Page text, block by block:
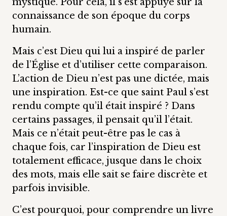
connaissance de son époque du corps
humain.
Mais c’est Dieu qui lui a inspiré de parler
de l’Église et d’utiliser cette comparaison.
L’action de Dieu n’est pas une dictée, mais
une inspiration. Est-ce que saint Paul s’est
rendu compte qu’il était inspiré ? Dans
certains passages, il pensait qu’il l’était.
Mais ce n’était peut-être pas le cas à
chaque fois, car l’inspiration de Dieu est
totalement efficace, jusque dans le choix
des mots, mais elle sait se faire discrète et
parfois invisible.
C’est pourquoi, pour comprendre un livre